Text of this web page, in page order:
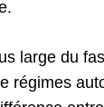
large du
régimes